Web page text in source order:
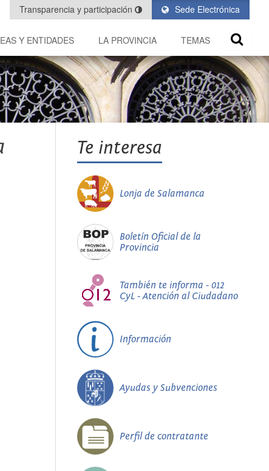
Sede Electrónica
Transparencia y participación
Y ENTIDADES LA PROVINCIA TEMAS
Te interesa
Lonja de Salamanca
Boletín Oficial de la
Provincia
También te informa - 012
CyL - Atención al Ciudadano
Información
Ayudas y Subvenciones
Perfil de contratante